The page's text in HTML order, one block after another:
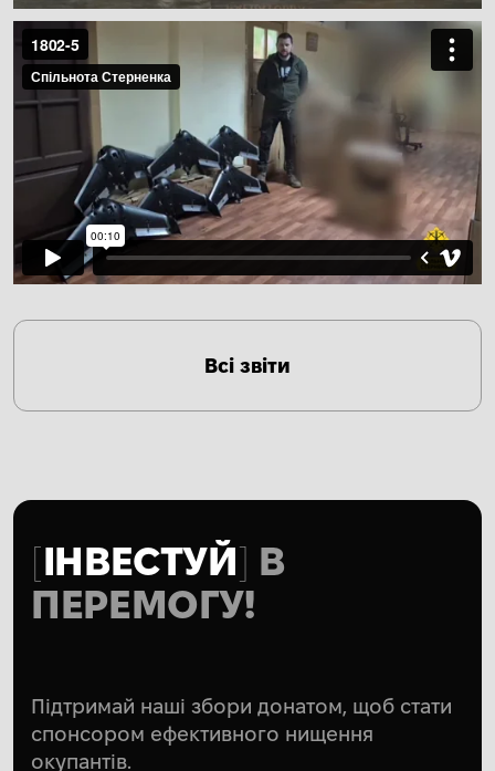
Всі звіти
ІНВЕСТУЙ В
ПЕРЕМОГУ!
Підтримай наші збори донатом, щоб стати
спонсором ефективного нищення
окупантів.